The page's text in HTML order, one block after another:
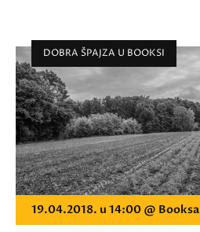
DOBRA ŠPAJZA U BOOKSI
19.04.2018. u 14:00 @ Booksa